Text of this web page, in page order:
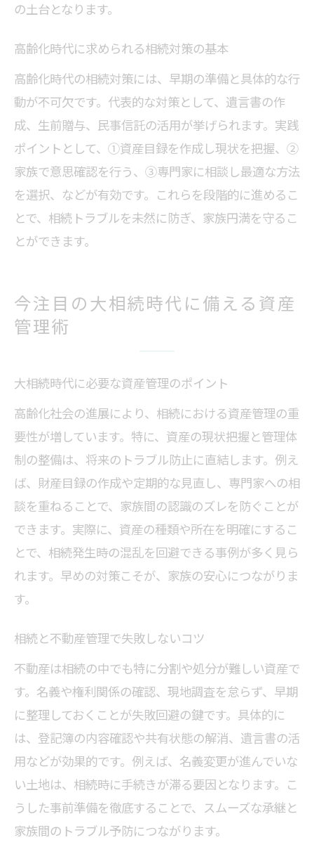
高齢化と相続対策の話し合い実践法
将来を見据えた相続の共有と意思確認
の土台となります。
高齢化時代に求められる相続対策の基本
高齢化時代の相続対策には、早期の準備と具体的な行
動が不可欠です。代表的な対策として、遺言書の作
成、生前贈与、民事信託の活用が挙げられます。実践
ポイントとして、①資産目録を作成し現状を把握、②
家族で意思確認を行う、③専門家に相談し最適な方法
を選択、などが有効です。これらを段階的に進めるこ
とで、相続トラブルを未然に防ぎ、家族円満を守るこ
とができます。
今注目の大相続時代に備える資産
管理術
大相続時代に必要な資産管理のポイント
高齢化社会の進展により、相続における資産管理の重
要性が増しています。特に、資産の現状把握と管理体
制の整備は、将来のトラブル防止に直結します。例え
ば、財産目録の作成や定期的な見直し、専門家への相
談を重ねることで、家族間の認識のズレを防ぐことが
できます。実際に、資産の種類や所在を明確にするこ
とで、相続発生時の混乱を回避できる事例が多く見ら
れます。早めの対策こそが、家族の安心につながりま
す。
相続と不動産管理で失敗しないコツ
不動産は相続の中でも特に分割や処分が難しい資産で
す。名義や権利関係の確認、現地調査を怠らず、早期
に整理しておくことが失敗回避の鍵です。具体的に
は、登記簿の内容確認や共有状態の解消、遺言書の活
用などが効果的です。例えば、名義変更が進んでいな
い土地は、相続時に手続きが滞る要因となります。こ
うした事前準備を徹底することで、スムーズな承継と
家族間のトラブル予防につながります。